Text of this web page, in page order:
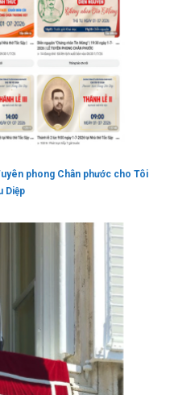
phong Chân phước cho Tôi
Diệp